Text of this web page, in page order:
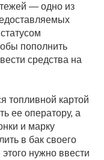
— одно из
пополнить
средства на
топливной картой
ее оператору, а
и марку
в бак своего
нужно ввести